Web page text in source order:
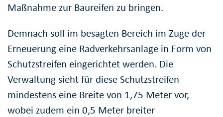
Maßnahme zur Baureifen zu bringen.
Demnach soll im besagten Bereich im Zuge der
Erneuerung eine Radverkehrsanlage in Form von
Schutzstreifen eingerichtet werden. Die
Verwaltung sieht für diese Schutzstreifen
mindestens eine Breite von 1,75 Meter vor,
wobei zudem ein 0,5 Meter breiter